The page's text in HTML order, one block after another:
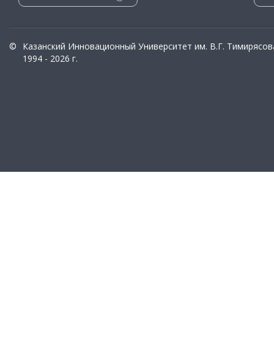
©
Казанский Инновационный Университет им. В.Г.
1994 - 2026 г.